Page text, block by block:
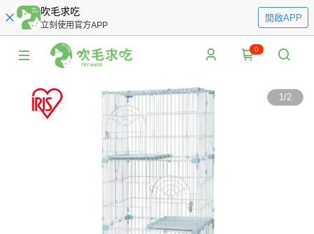
吹毛求吃
立刻使用官方APP
開啟APP
0
1/2